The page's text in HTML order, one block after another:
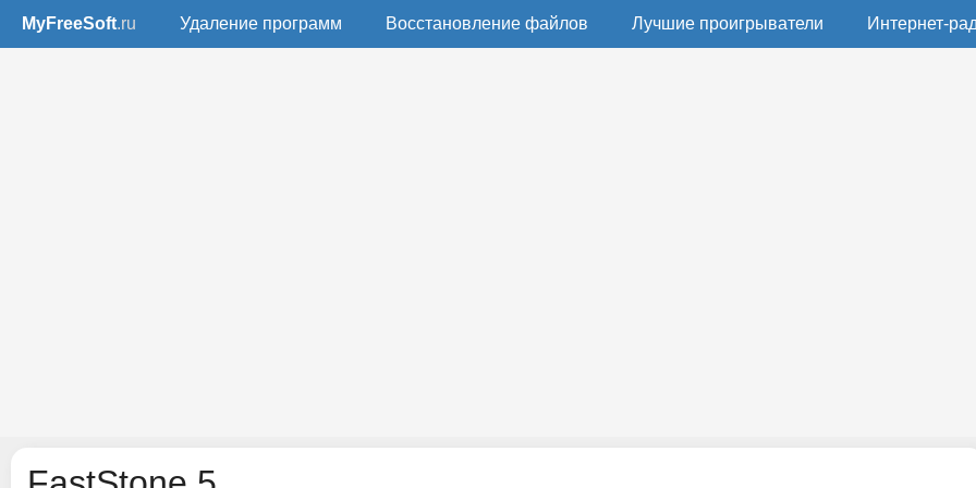
MyFreeSoft.ru Удаление программ Восстановление файлов Лучшие проигрыватели Интернет-